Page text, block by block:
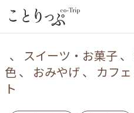
、 スイーツ・お菓子、
色、 おみやげ 、 カフェ
ト